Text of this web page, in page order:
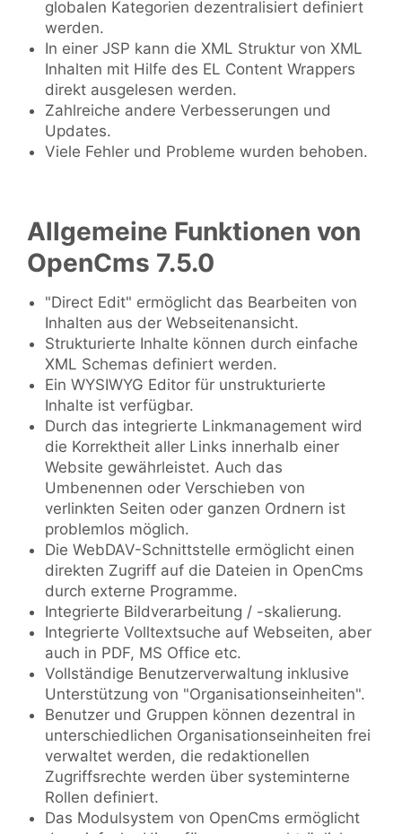
globalen Kategorien dezentralisiert definiert
werden.
In einer JSP kann die XML Struktur von XML
Inhalten mit Hilfe des EL Content Wrappers
direkt ausgelesen werden.
Zahlreiche andere Verbesserungen und
Updates.
Viele Fehler und Probleme wurden behoben.
Allgemeine Funktionen von
OpenCms 7.5.0
"Direct Edit" ermöglicht das Bearbeiten von
Inhalten aus der Webseitenansicht.
Strukturierte Inhalte können durch einfache
XML Schemas definiert werden.
Ein WYSIWYG Editor für unstrukturierte
Inhalte ist verfügbar.
Durch das integrierte Linkmanagement wird
die Korrektheit aller Links innerhalb einer
Website gewährleistet. Auch das
Umbenennen oder Verschieben von
verlinkten Seiten oder ganzen Ordnern ist
problemlos möglich.
Die WebDAV-Schnittstelle ermöglicht einen
direkten Zugriff auf die Dateien in OpenCms
durch externe Programme.
Integrierte Bildverarbeitung / -skalierung.
Integrierte Volltextsuche auf Webseiten, aber
auch in PDF, MS Office etc.
Vollständige Benutzerverwaltung inklusive
Unterstützung von "Organisationseinheiten".
Benutzer und Gruppen können dezentral in
unterschiedlichen Organisationseinheiten frei
verwaltet werden, die redaktionellen
Zugriffsrechte werden über systeminterne
Rollen definiert.
Das Modulsystem von OpenCms ermöglicht